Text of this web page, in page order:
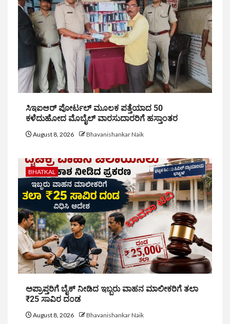
ಸಿಇಐಆರ್ ಪೋರ್ಟಲ್ ಮೂಲಕ ಪತ್ತೆಯಾದ 50
ಕಳೆದುಹೋದ ಮೊಬೈಲ್ ವಾರಸುದಾರರಿಗೆ ಹಸ್ತಾಂತರ
August 8, 2026 Bhavanishankar Naik
BHATKAL
ಅಪ್ರಾಪ್ತರಿಗೆ ಬೈಕ್ ನೀಡಿದ ಇಬ್ಬರು ವಾಹನ ಮಾಲೀಕರಿಗೆ ತಲಾ
₹25 ಸಾವಿರ ದಂಡ
August 8, 2026 Bhavanishankar Naik